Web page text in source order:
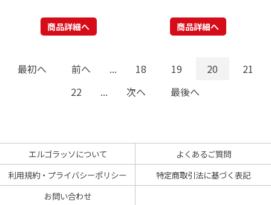
商品詳細へ 商品詳細へ
最初へ 前へ ... 18 19 20
21
22
... 次へ 最後へ
エルゴラッソについて
よくあるご質問
利用規約・プライバシーポリシー
特定商取引法に基づく表記
お問い合わせ